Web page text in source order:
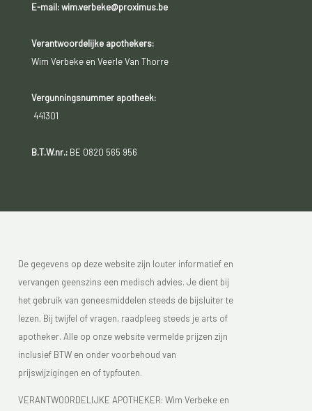
E-mail: wim.verbeke@proximus.be
Verantwoordelijke apothekers:
Wim Verbeke en Veerle Van Thorre
Vergunningsnummer apotheek:
441301
B.T.W.nr.:BE 0820 565 956
De gegevens op deze website zijn louter informatief en
vervangen geenszins een medisch advies. Je dient bij
het gebruik van geneesmiddelen steeds de bijsluiter te
lezen. Bij twijfel of vragen, raadpleeg steeds je arts of
apotheker. Alle op onze website vermelde prijzen zijn
inclusief BTW en onder voorbehoud van
prijswijzigingen en of typfouten.
VERANTWOORDELIJKE APOTHEKER: Wim Verbeke en